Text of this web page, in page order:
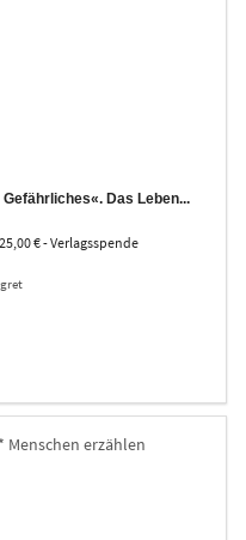
Das Leben...
€ - Verlagsspende